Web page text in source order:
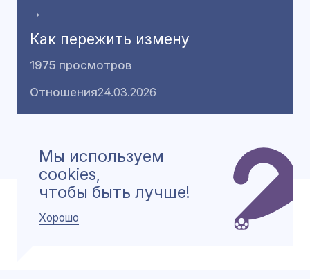
Мы используем
cookies,
чтобы быть лучше!
Хорошо
→
Как пережить измену
1975 просмотров
Отношения24.03.2026